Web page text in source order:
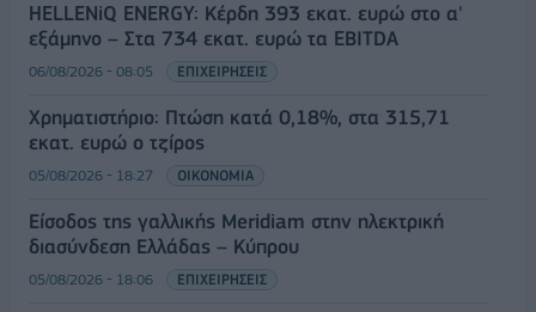
HELLENiQ ENERGY: Κέρδη 393 εκατ. ευρώ στο α'
εξάμηνο – Στα 734 εκατ. ευρώ τα EBITDA
06/08/2026 - 08:05 ΕΠΙΧΕΙΡΗΣΕΙΣ
Χρηματιστήριο: Πτώση κατά 0,18%, στα 315,71
εκατ. ευρώ ο τζίρος
05/08/2026 - 18:27 ΟΙΚΟΝΟΜΙΑ
Είσοδος της γαλλικής Meridiam στην ηλεκτρική
διασύνδεση Ελλάδας – Κύπρου
05/08/2026 - 18:06 ΕΠΙΧΕΙΡΗΣΕΙΣ